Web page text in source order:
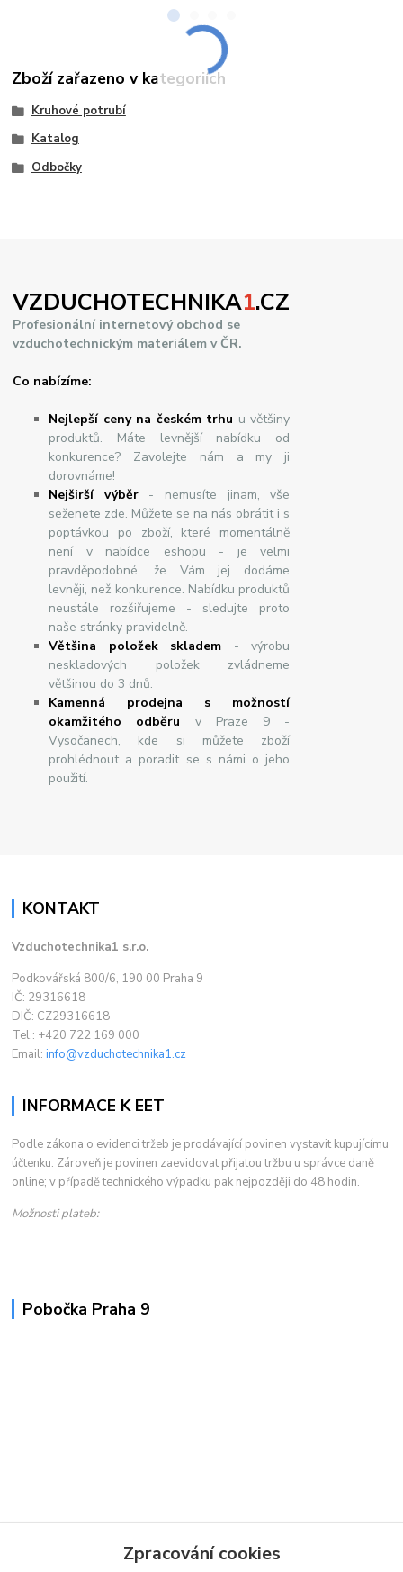
Zboží zařazeno v kategoriích
Kruhové potrubí
Katalog
Odbočky
VZDUCHOTECHNIKA1.CZ
Profesionální internetový obchod se
vzduchotechnickým materiálem v ČR.
Co nabízíme:
Nejlepší ceny na českém trhu u většiny
produktů. Máte levnější nabídku od
konkurence? Zavolejte nám a my ji
dorovnáme!
Nejširšívýběr- nemusíte jinam, vše
seženete zde. Můžete se na nás obrátit i s
poptávkou po zboží, které momentálně
není v nabídce eshopu - je velmi
pravděpodobné, že Vám jej dodáme
levněji, než konkurence. Nabídku produktů
neustále rozšiřujeme - sledujte proto
naše stránky pravidelně.
Většina položek skladem - výrobu
neskladových položek zvládneme
většinou do 3 dnů.
Kamenná prodejna s možností
okamžitého odběru v Praze 9 -
Vysočanech, kde si můžete zboží
prohlédnout a poradit se s námi o jeho
použití.
KONTAKT
Vzduchotechnika1 s.r.o.
Podkovářská 800/6, 190 00 Praha 9
IČ: 29316618
DIČ: CZ29316618
Tel.: +420 722 169 000
Email:info@vzduchotechnika1.cz
INFORMACE K EET
Podle zákona o evidenci tržeb je prodávající povinen vystavit kupujícímu
účtenku. Zároveň je povinen zaevidovat přijatou tržbu u správce daně
online; v případě technického výpadku pak nejpozději do 48 hodin.
Možnosti plateb:
Pobočka Praha 9
Zpracování cookies